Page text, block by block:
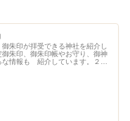
朱印が拝受できる神社を紹介し
朱印、御朱印帳やお守り、御神
な情報も 紹介しています。２０